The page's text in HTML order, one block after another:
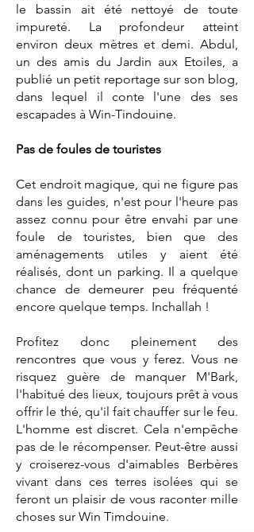
le bassin ait été nettoyé de toute
impureté. La profondeur atteint
environ deux mètres et demi. Abdul,
un des amis du Jardin aux Etoiles, a
publié un petit reportage sur son blog,
dans lequel il conte l'une des ses
escapades à Win-Tindouine.
Pas de foules de touristes
Cet endroit magique, qui ne figure pas
dans les guides, n'est pour l'heure pas
assez connu pour être envahi par une
foule de touristes, bien que des
aménagements utiles y aient été
réalisés, dont un parking. Il a quelque
chance de demeurer peu fréquenté
encore quelque temps. Inchallah !
Profitez donc pleinement des
rencontres que vous y ferez. Vous ne
risquez guère de manquer M'Bark,
l'habitué des lieux, toujours prêt à vous
offrir le thé, qu'il fait chauffer sur le feu.
L'homme est discret. Cela n'empêche
pas de le récompenser. Peut-être aussi
y croiserez-vous d'aimables Berbères
vivant dans ces terres isolées qui se
feront un plaisir de vous raconter mille
choses sur Win Timdouine.